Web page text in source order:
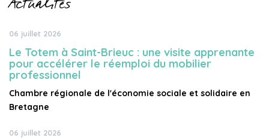
06 juillet 2026
Le Totem à Saint-Brieuc : une visite apprenante
pour accélérer le réemploi du mobilier
professionnel
Chambre régionale de l'économie sociale et solidaire en
Bretagne
06 juillet 2026